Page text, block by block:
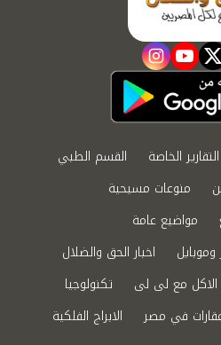
twitter
youtube
instagram
التقارير الخاصة
القسم الطبي
منوعات مسيحية
مواضيع عامة
وموبايل
اخبار الحق والضلال
مع لى لى
تكنولوجيا
في مصر
الابراج الفلكية